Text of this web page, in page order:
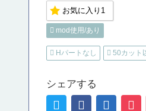
お気に入り 1
mod使用/あり
Hパートなし 50カット
シェアする